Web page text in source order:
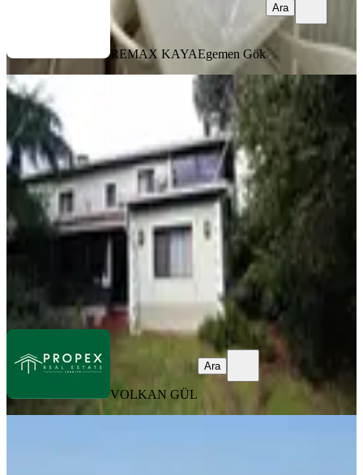
REMAX KAYAEgemen Gök
Ara
MANZARALI
Çatalca Yalıköyde 2 Katlı Sahile
Yakın Kargir Ev
Çatalca, Yalıköy Mahallesi
5+1·250 m²·Bahçe katı ·19.06.2026
12.900.000 ₺
VOLKAN GÜL
VOLKAN GÜL
Ara